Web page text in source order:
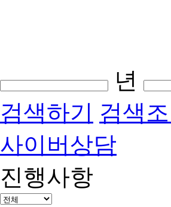
년
검색하기 검색
사이버상담
진행사항